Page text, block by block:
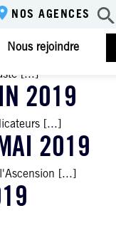
NOS AGENCES
Nous rejoindre
[...]
2019
[...]
2019
[...]